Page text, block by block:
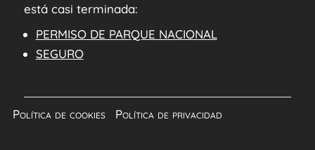
está casi terminada:
PERMISO DE PARQUE NACIONAL
SEGURO
Política de cookies| Política de privacidad